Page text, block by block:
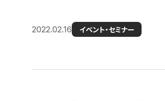
2022.02.16 イベント・セミナー